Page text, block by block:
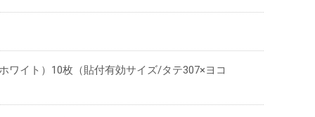
ワイト）10枚（貼付有効サイズ/タテ307×ヨコ